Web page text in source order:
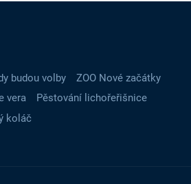
budou volby
ZOO Nové začátky
vera
Pěstování lichořeřišnice
koláč